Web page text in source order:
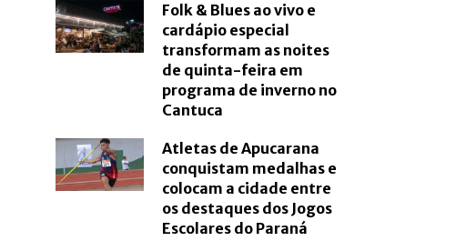
Folk & Blues ao vivo e
cardápio especial
transformam as noites
de quinta-feira em
programa de inverno no
Cantuca
Atletas de Apucarana
conquistam medalhas e
colocam a cidade entre
os destaques dos Jogos
Escolares do Paraná